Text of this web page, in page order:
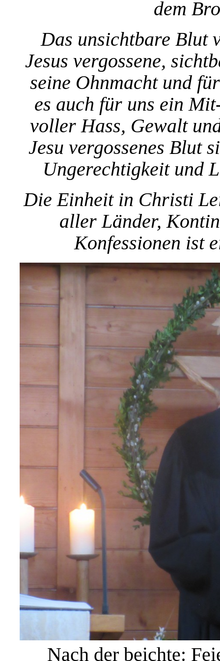
dem
Das unsichtbare Blut
Jesus vergossene,
seine Ohnmacht und
es auch für uns ein
voller Hass, Gewalt
Jesu vergossenes Blut
Ungerechtigkeit und
Die Einheit in Christi
aller Länder,
Konfessionen ist
Nach der beichte: